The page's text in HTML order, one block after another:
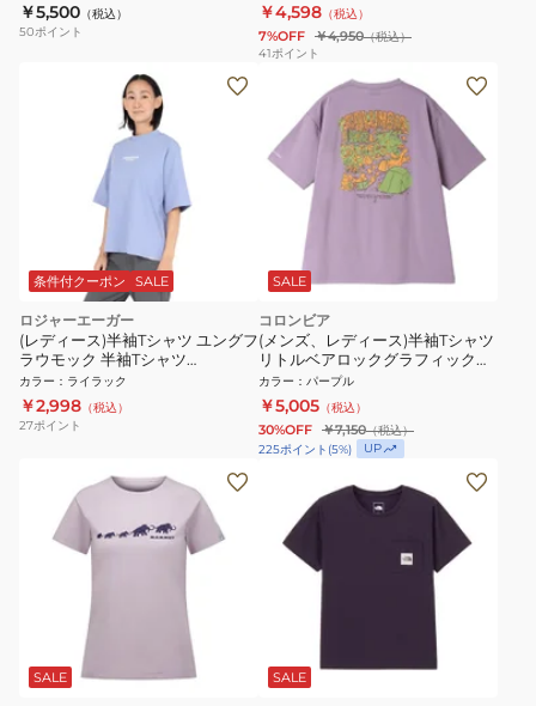
￥5,500 （税込）
50ポイント
￥4,598 （税込）
7%OFF ￥4,950（税込）
41ポイント
条件付クーポン SALE
ロジャーエーガー
(レディース)半袖Tシャツ ユングフ
ラウモック 半袖Tシャツ
RE25SUK5620010 LIL ライラッ
ク
カラー ： ライラック
￥2,998 （税込）
27ポイント
SALE
コロンビア
(メンズ、レディース)半袖Tシャツ
リトルベアロックグラフィックシ
ョートスリーブTシャツ PG4858
555
カラー ： パープル
￥5,005 （税込）
30%OFF ￥7,150（税込）
225ポイント (5%) UP
SALE SALE